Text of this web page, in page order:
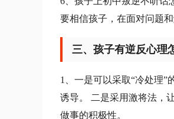
要相信孩子，在面对问题
三、孩子有逆反心理
1、一是可以采取“冷处理
诱导。 二是采用激将法，
做事的积极性。